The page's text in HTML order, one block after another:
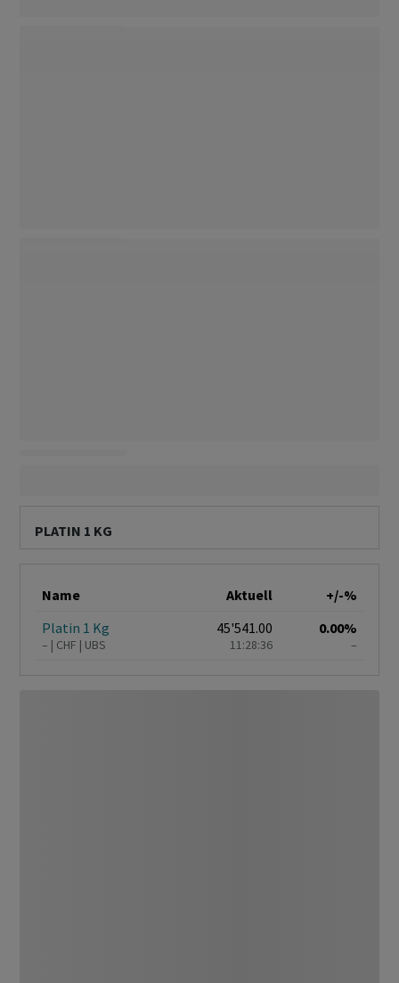
PLATIN 1 KG
Name Aktuell
+/-%
Platin 1 Kg
– CHF UBS
45'541.00
11:28:36
0.00%
–